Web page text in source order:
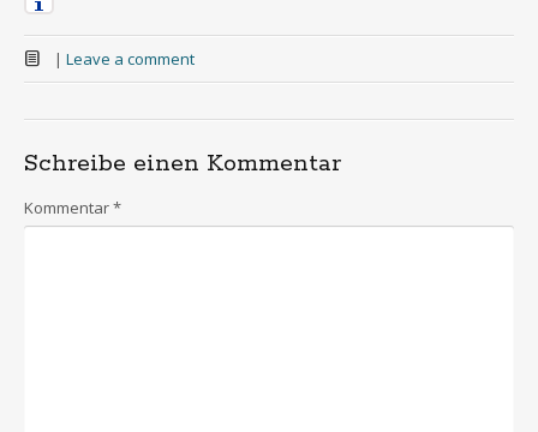
| Leave a comment
Schreibe einen Kommentar
Kommentar*